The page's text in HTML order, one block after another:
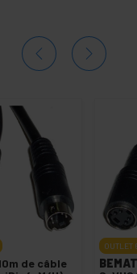
de câble
OUTLET